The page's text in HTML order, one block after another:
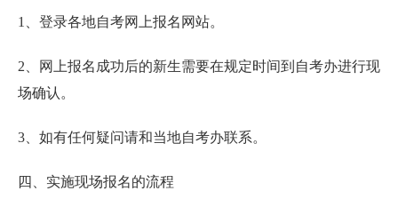
1、登录各地自考网上报名网站。
2、网上报名成功后的新生需要在规定时间到自考办进行现
场确认。
3、如有任何疑问请和当地自考办联系。
四、实施现场报名的流程